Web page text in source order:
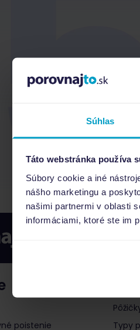
Súhlas
Táto webstránka používa
Súbory cookie a iné
nášho marketingu a
našimi partnermi v oblasti
informáciami, ktoré ste im
poistenie
Typy